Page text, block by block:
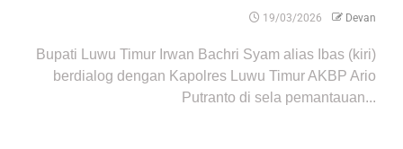
19/03/2026 Devan
Bupati Luwu Timur Irwan Bachri Syam alias Ibas (kiri)
berdialog dengan Kapolres Luwu Timur AKBP Ario
Putranto di sela pemantauan...